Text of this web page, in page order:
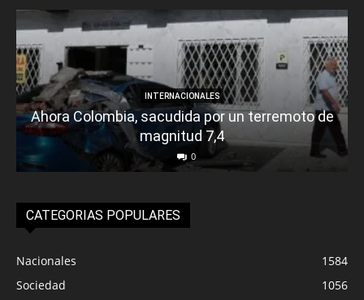
INTERNACIONALES
Ahora Colombia, sacudida por un terremoto de
magnitud 7,4
0
CATEGORIAS POPULARES
Nacionales
1584
Sociedad
1056